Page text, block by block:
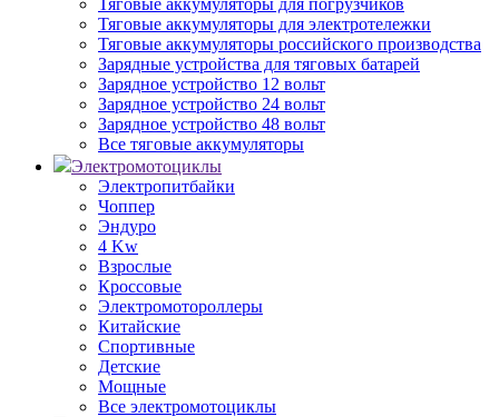
Тяговые аккумуляторы для погрузчиков
Тяговые аккумуляторы для электротележки
Тяговые аккумуляторы российского производства
Зарядные устройства для тяговых батарей
Зарядное устройство 12 вольт
Зарядное устройство 24 вольт
Зарядное устройство 48 вольт
Все тяговые аккумуляторы
Электромотоциклы
Электропитбайки
Чоппер
Эндуро
4 Kw
Взрослые
Кроссовые
Электромотороллеры
Китайские
Спортивные
Детские
Мощные
Все электромотоциклы